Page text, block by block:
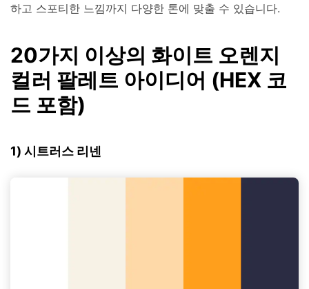
하고 스포티한 느낌까지 다양한 톤에 맞출 수 있습니다.
20가지 이상의 화이트 오렌지
컬러 팔레트 아이디어 (HEX 코
드 포함)
1) 시트러스 리넨